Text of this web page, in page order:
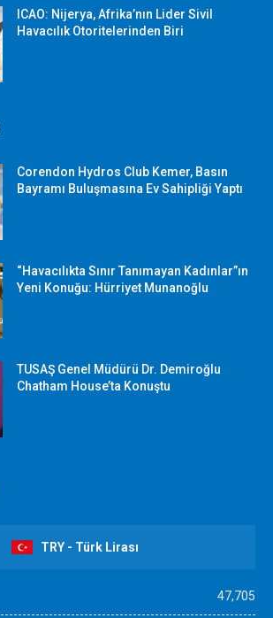
ICAO: Nijerya, Afrika’nın Lider Sivil
Havacılık Otoritelerinden Biri
Corendon Hydros Club Kemer, Basın
Bayramı Buluşmasına Ev Sahipliği Yaptı
“Havacılıkta Sınır Tanımayan Kadınlar”ın
Yeni Konuğu: Hürriyet Munanoğlu
TUSAŞ Genel Müdürü Dr. Demiroğlu
Chatham House’ta Konuştu
TRY - Türk Lirası
47,705